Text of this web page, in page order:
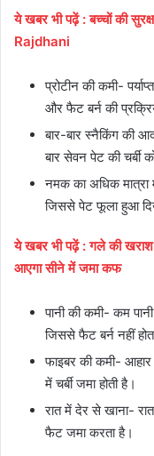
ये खबर भी पढ़ें: बच्चों की
Rajdhani
प्रोटीन की कमी-
और फैट बर्न की
बार-बार स्नैकिंग की
बार सेवन पेट की चर्बी
नमक का अधिक मात्रा
जिससे पेट फूला हुआ
ये खबर भी पढ़ें: गले की
आएगा सीने में जमा कफ
पानी की कमी- कम
जिससे फैट बर्न नहीं
फाइबर की कमी-
में चर्बी जमा होती है।
रात में देर से खाना-
फैट जमा करता है।